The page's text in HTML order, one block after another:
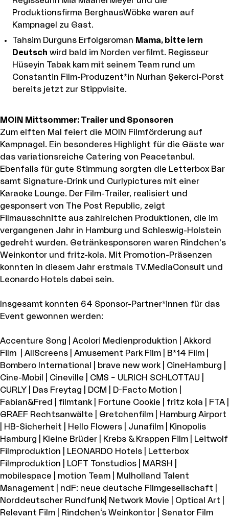
Produktionsfirma BerghausWöbke waren auf
Kampnagel zu Gast.
Tahsim Durguns Erfolgsroman Mama, bitte lern
Deutsch wird bald im Norden verfilmt. Regisseur
Hüseyin Tabak kam mit seinem Team rund um
Constantin Film-Produzent*in Nurhan Şekerci-Porst
bereits jetzt zur Stippvisite.
MOIN Mittsommer: Trailer und Sponsoren
Zum elften Mal feiert die MOIN Filmförderung auf
Kampnagel. Ein besonderes Highlight für die Gäste war
das variationsreiche Catering von Peacetanbul.
Ebenfalls für gute Stimmung sorgten die Letterbox Bar
samt Signature-Drink und Curlypictures mit einer
Karaoke Lounge. Der Film-Trailer, realisiert und
gesponsert von The Post Republic, zeigt
Filmausschnitte aus zahlreichen Produktionen, die im
vergangenen Jahr in Hamburg und Schleswig-Holstein
gedreht wurden. Getränkesponsoren waren Rindchen's
Weinkontor und fritz-kola. Mit Promotion-Präsenzen
konnten in diesem Jahr erstmals TV.MediaConsult und
Leonardo Hotels dabei sein.
Insgesamt konnten 64 Sponsor-Partner*innen für das
Event gewonnen werden:
Accenture Song | Acolori Medienproduktion | Akkord
Film | AllScreens | Amusement Park Film | B*14 Film |
Bombero International | brave new work | CineHamburg |
Cine-Mobil | Cineville | CMS – ULRICH SCHLOTTAU |
CURLY | Das Freytag | DCM | D-Facto Motion |
Fabian&Fred | filmtank | Fortune Cookie | fritz kola | FTA |
GRAEF Rechtsanwälte | Gretchenfilm | Hamburg Airport
| HB-Sicherheit | Hello Flowers | Junafilm | Kinopolis
Hamburg | Kleine Brüder | Krebs & Krappen Film | Leitwolf
Filmproduktion | LEONARDO Hotels | Letterbox
Filmproduktion | LOFT Tonstudios | MARSH |
mobilespace | motion Team | Mulholland Talent
Management | ndF: neue deutsche Filmgesellschaft |
Norddeutscher Rundfunk| Network Movie | Optical Art |
Relevant Film | Rindchen‘s Weinkontor | Senator Film